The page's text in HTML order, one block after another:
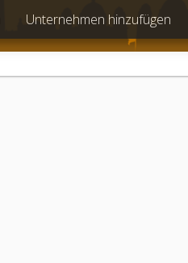
Unternehmen hinzufügen